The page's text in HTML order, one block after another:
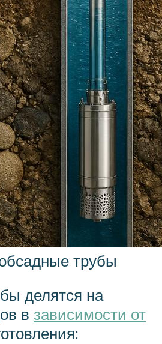
трубы
делятся на
в зависимости от